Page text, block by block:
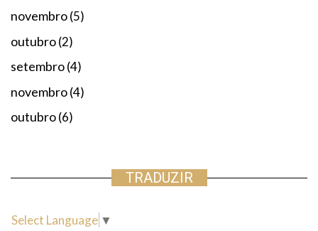
novembro(5)
outubro(2)
setembro(4)
novembro(4)
outubro(6)
TRADUZIR
Select Language ▼